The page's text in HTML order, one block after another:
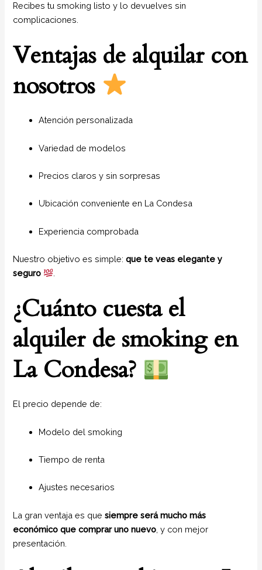
Recibes tu smoking listo y lo devuelves sin
complicaciones.
Ventajas de alquilar con
nosotros
Atención personalizada
Variedad de modelos
Precios claros y sin sorpresas
Ubicación conveniente en La Condesa
Experiencia comprobada
Nuestro objetivo es simple:que te veas elegante y
seguro
¿Cuánto cuesta el
alquiler de smoking en
La Condesa?
El precio depende de:
Modelo del smoking
Tiempo de renta
Ajustes necesarios
La gran ventaja es quesiempre será mucho más
económico que comprar uno nuevo , y con mejor
presentación.